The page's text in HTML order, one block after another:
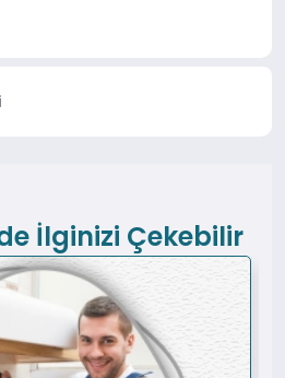
İlginizi Çekebilir